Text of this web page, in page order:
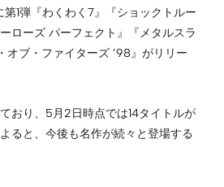
1弾『わくわく7』『ショックトルー
ローズ パーフェクト』『メタルスラ
オブ・ファイターズ ’98』がリリー
おり、5月2日時点では14タイトルが
ると、今後も名作が続々と登場する